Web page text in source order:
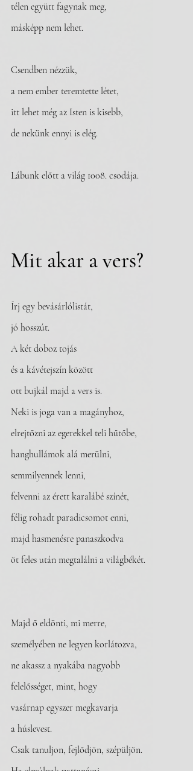
télen együtt fagynak meg,
másképp nem lehet.
Csendben nézzük,
a nem ember teremtette létet,
itt lehet még az Isten is kisebb,
de nekünk ennyi is elég.
Lábunk előtt a világ 1008. csodája.
Mit akar a vers?
Írj egy bevásárlólistát,
jó hosszút.
A két doboz tojás
és a kávétejszín között
ott bujkál majd a vers is.
Neki is joga van a magányhoz,
elrejtőzni az egerekkel teli hűtőbe,
hanghullámok alá merülni,
semmilyennek lenni,
felvenni az érett karalábé színét,
félig rohadt paradicsomot enni,
majd hasmenésre panaszkodva
öt feles után megtalálni a világbékét.
Majd ő eldönti, mi merre,
személyében ne legyen korlátozva,
ne akassz a nyakába nagyobb
felelősséget, mint, hogy
vasárnap egyszer megkavarja
a húslevest.
Csak tanuljon, fejlődjön, szépüljön.